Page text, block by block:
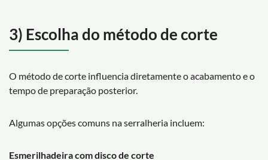
3) Escolha do método de corte
O método de corte influencia diretamente o acabamento e o
tempo de preparação posterior.
Algumas opções comuns na serralheria incluem:
Esmerilhadeira com disco de corte